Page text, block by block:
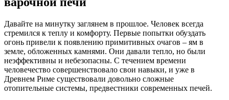
Давайте на минутку заглянем в прошлое. Человек всегда
стремился к теплу и комфорту. Первые попытки обуздать
огонь привели к появлению примитивных очагов – ям в
земле, обложенных камнями. Они давали тепло, но были
неэффективны и небезопасны. С течением времени
человечество совершенствовало свои навыки, и уже в
Древнем Риме существовали довольно сложные
отопительные системы, предвестники современных печей.